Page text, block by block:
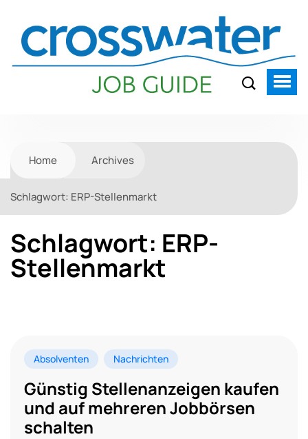
Home Archives
Schlagwort: ERP-Stellenmarkt
Schlagwort: ERP-
Stellenmarkt
Absolventen Nachrichten
Günstig Stellenanzeigen kaufen
und auf mehreren Jobbörsen
schalten